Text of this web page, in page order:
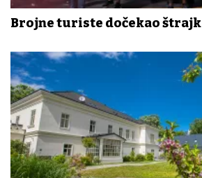
Brojne turiste dočekao štrajk